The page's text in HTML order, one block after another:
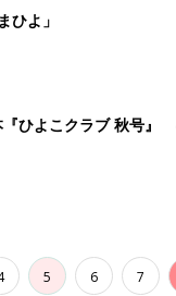
ひよ」
ひよこクラブ 秋号』
5 6 7